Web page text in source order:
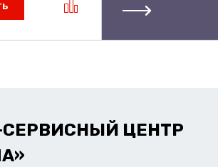
СЕРВИСНЫЙ ЦЕНТР